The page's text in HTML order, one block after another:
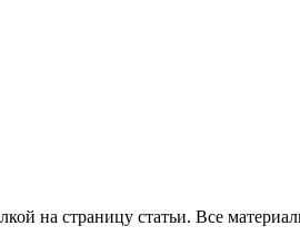
на страницу статьи. Все